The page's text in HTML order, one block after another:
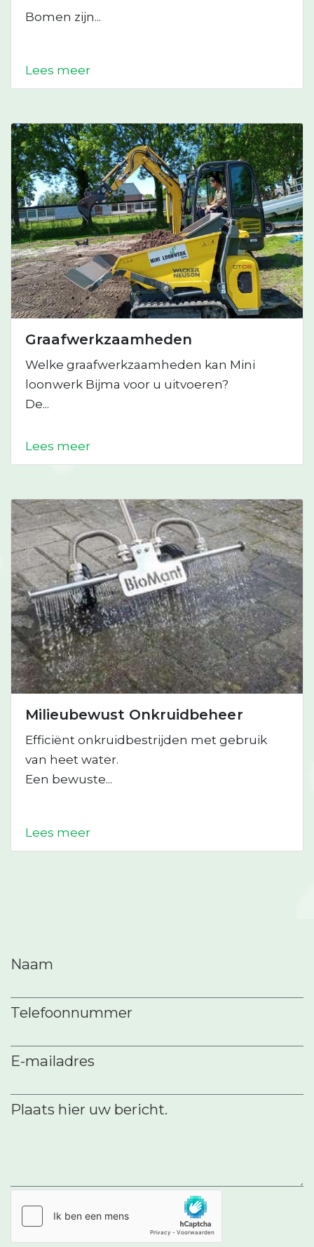
Bomen zijn...
Lees meer
Graafwerkzaamheden
Welke graafwerkzaamheden kan Mini
loonwerk Bijma voor u uitvoeren?
De...
Lees meer
Milieubewust Onkruidbeheer
Efficiënt onkruidbestrijden met gebruik
van heet water.
Een bewuste...
Lees meer
Naam
Telefoonnummer
E-mailadres
Plaats hier uw bericht.